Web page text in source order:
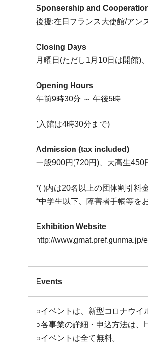
Sponsership and
後援:在日フランス大使館/アン
Closing Days
月曜日(ただし1月10日は開館)
Opening Hours
午前9時30分 ～ 午後5時
(入館は4時30分まで)
Admission (tax included)
一般900円(720円)、大高生450
*( )内は20名以上の団体割引料
*中学生以下、障害者手帳等を
Exhibition Website
http://www.gmat.pref.gunma.jp/
Events
○イベントは、新型コロナウイ
○各事業の詳細・申込方法は、
○イベントは全て無料。